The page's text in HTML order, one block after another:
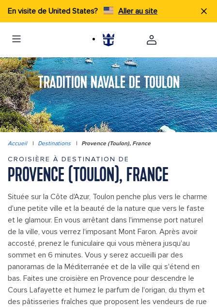
En visite de United States? Aller au site
TRADITION NAVALE DE TOULON
Accueil | Destinations | Provence (Toulon), France
CROISIÈRE À DESTINATION DE
PROVENCE (TOULON), FRANCE
Située sur la Côte d'Azur, Toulon penche plus vers le charme
d'une petite ville et la beauté de la nature que vers le faste
et le glamour. En vous arrêtant dans l'immense port naturel
de la ville, vous verrez l'imposant Mont Faron. Après avoir
accosté, prenez le funiculaire qui vous mènera jusqu'au
sommet en 6 minutes. Vous y serez accueilli par des
panoramas de la Méditerranée et de la ville qui s'étend en
bas. Faites une croisière en Provence pour descendre le
Cours Lafayette et humez le parfum de l'origan, du thym et
des pâtisseries fraîches que proposent les vendeurs de rue